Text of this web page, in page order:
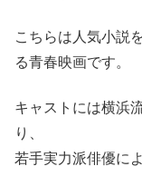
こちらは人気小説
る青春映画です。
キャストには横浜
り、
若手実力派俳優に